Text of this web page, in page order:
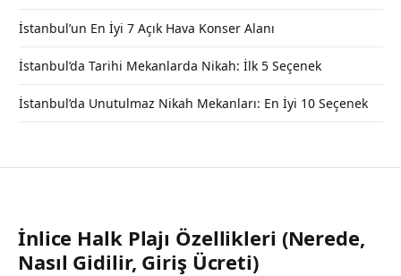
İstanbul’un En İyi 7 Açık Hava Konser Alanı
İstanbul’da Tarihi Mekanlarda Nikah: İlk 5 Seçenek
İstanbul’da Unutulmaz Nikah Mekanları: En İyi 10 Seçenek
İnlice Halk Plajı Özellikleri (Nerede,
Nasıl Gidilir, Giriş Ücreti)